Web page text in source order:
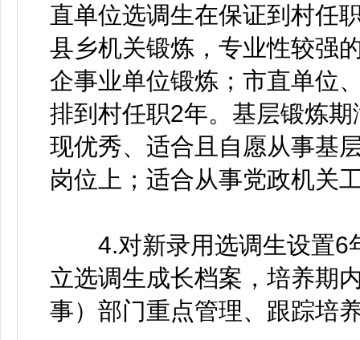
直单位选调生在保证到村任
县乡机关锻炼，专业性较强
企事业单位锻炼；市直单位
排到村任职2年。基层锻炼期
现优秀、适合且自愿从事基
岗位上；适合从事党政机关
4.对新录用选调生设置6
立选调生成长档案，培养期
事）部门重点管理、跟踪培